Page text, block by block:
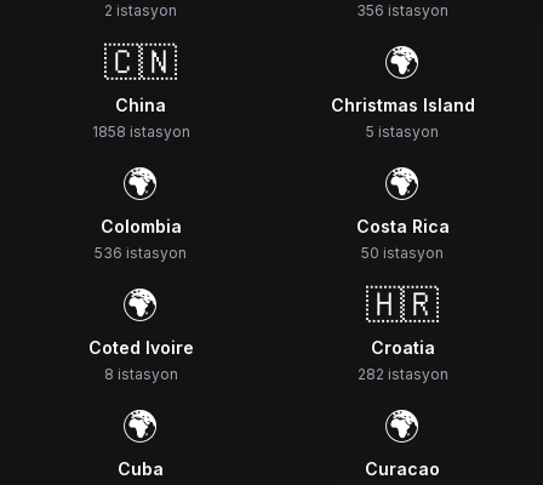
2 istasyon 356 istasyon
🇨🇳
China
1858 istasyon
🌍
Christmas Island
5 istasyon
🌍
Colombia
536 istasyon
🌍
Costa Rica
50 istasyon
🌍
Coted Ivoire
8 istasyon
🇭🇷
Croatia
282 istasyon
🌍
Cuba
🌍
Curacao